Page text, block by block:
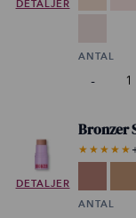
DETALJER
ANTAL
-
DETALJER
Bronzer
★★★★★
ANTAL